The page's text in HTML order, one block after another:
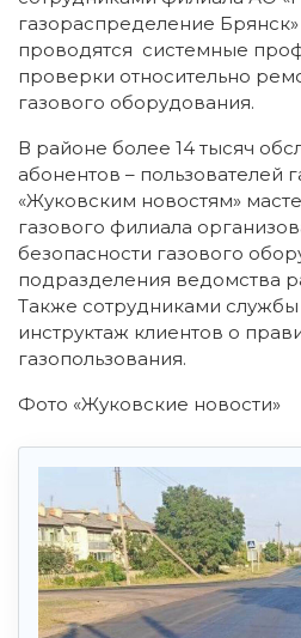
газораспределение
проводятся системные
проверки относительно
газового оборудования.
В районе более 14 тысяч
абонентов – пользователей
«Жуковским новостям»
газового филиала
безопасности газового
подразделения ведомства
Также сотрудниками
инструктаж клиентов о
газопользования.
Фото «Жуковские новости»